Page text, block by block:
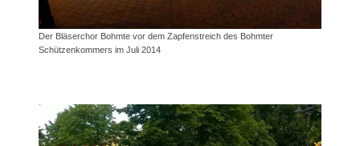
Der Bläserchor Bohmte vor dem Zapfenstreich des Bohmter
Schützenkommers im Juli 2014